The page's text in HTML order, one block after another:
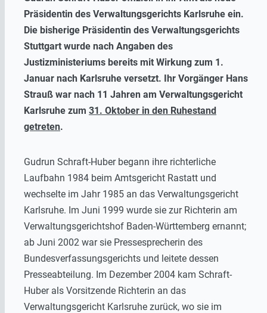
Präsidentin des Verwaltungsgerichts Karlsruhe ein.
Die bisherige Präsidentin des Verwaltungsgerichts
Stuttgart wurde nach Angaben des
Justizministeriums bereits mit Wirkung zum 1.
Januar nach Karlsruhe versetzt. Ihr Vorgänger Hans
Strauß war nach 11 Jahren am Verwaltungsgericht
Karlsruhe zum 31. Oktober in den Ruhestand
getreten.
Gudrun Schraft-Huber begann ihre richterliche
Laufbahn 1984 beim Amtsgericht Rastatt und
wechselte im Jahr 1985 an das Verwaltungsgericht
Karlsruhe. Im Juni 1999 wurde sie zur Richterin am
Verwaltungsgerichtshof Baden-Württemberg ernannt;
ab Juni 2002 war sie Pressesprecherin des
Bundesverfassungsgerichts und leitete dessen
Presseabteilung. Im Dezember 2004 kam Schraft-
Huber als Vorsitzende Richterin an das
Verwaltungsgericht Karlsruhe zurück, wo sie im